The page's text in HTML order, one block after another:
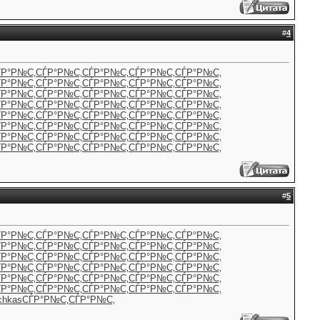
#4
СЃР°Р№С‚СЃР°Р№С‚СЃР°Р№С‚СЃР°Р№С‚
СЃР°Р№С‚СЃР°Р№С‚СЃР°Р№С‚СЃР°Р№С‚
СЃР°Р№С‚СЃР°Р№С‚СЃР°Р№С‚СЃР°Р№С‚
СЃР°Р№С‚СЃР°Р№С‚СЃР°Р№С‚СЃР°Р№С‚
СЃР°Р№С‚СЃР°Р№С‚СЃР°Р№С‚СЃР°Р№С‚
СЃР°Р№С‚СЃР°Р№С‚СЃР°Р№С‚СЃР°Р№С‚
СЃР°Р№С‚СЃР°Р№С‚СЃР°Р№С‚СЃР°Р№С‚
СЃР°Р№С‚СЃР°Р№С‚СЃР°Р№С‚СЃР°Р№С‚
#5
СЃР°Р№С‚СЃР°Р№С‚СЃР°Р№С‚СЃР°Р№С‚
СЃР°Р№С‚СЃР°Р№С‚СЃР°Р№С‚СЃР°Р№С‚
СЃР°Р№С‚СЃР°Р№С‚СЃР°Р№С‚СЃР°Р№С‚
СЃР°Р№С‚СЃР°Р№С‚СЃР°Р№С‚СЃР°Р№С‚
СЃР°Р№С‚СЃР°Р№С‚СЃР°Р№С‚СЃР°Р№С‚
СЃР°Р№С‚СЃР°Р№С‚СЃР°Р№С‚СЃР°Р№С‚
СЃР°Р№С‚СЃР°Р№С‚